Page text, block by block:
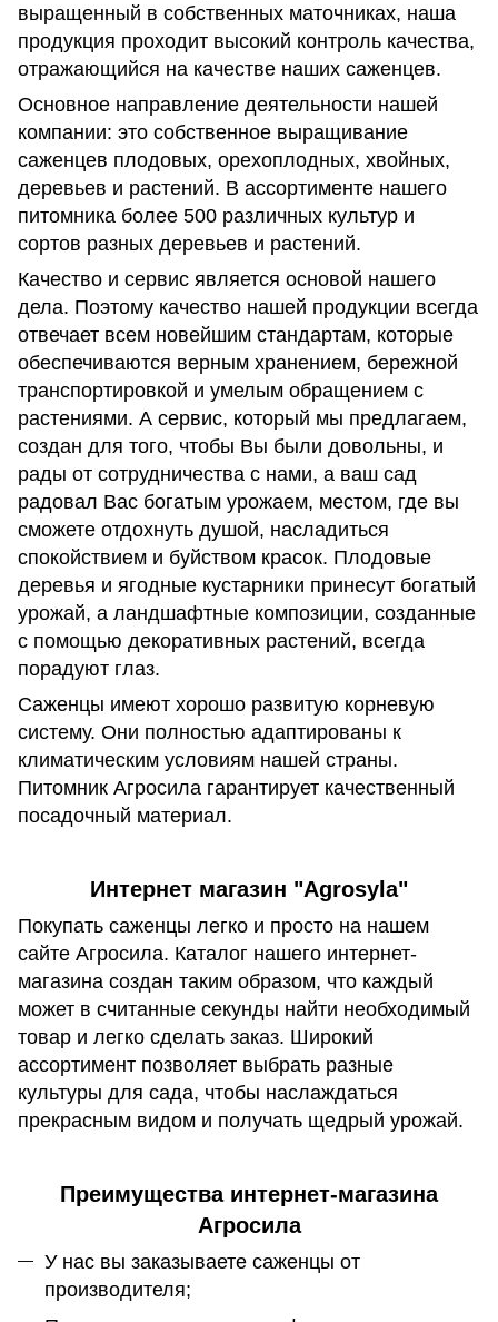
выращенный в собственных маточниках, наша
продукция проходит высокий контроль качества,
отражающийся на качестве наших саженцев.
Основное направление деятельности нашей
компании: это собственное выращивание
саженцев плодовых, орехоплодных, хвойных,
деревьев и растений. В ассортименте нашего
питомника более 500 различных культур и
сортов разных деревьев и растений.
Качество и сервис является основой нашего
дела. Поэтому качество нашей продукции всегда
отвечает всем новейшим стандартам, которые
обеспечиваются верным хранением, бережной
транспортировкой и умелым обращением с
растениями. А сервис, который мы предлагаем,
создан для того, чтобы Вы были довольны, и
рады от сотрудничества с нами, а ваш сад
радовал Вас богатым урожаем, местом, где вы
сможете отдохнуть душой, насладиться
спокойствием и буйством красок. Плодовые
деревья и ягодные кустарники принесут богатый
урожай, а ландшафтные композиции, созданные
с помощью декоративных растений, всегда
порадуют глаз.
Саженцы имеют хорошо развитую корневую
систему. Они полностью адаптированы к
климатическим условиям нашей страны.
Питомник Агросила гарантирует качественный
посадочный материал.
Интернет магазин "Agrosyla"
Покупать саженцы легко и просто на нашем
сайте Агросила. Каталог нашего интернет-
магазина создан таким образом, что каждый
может в считанные секунды найти необходимый
товар и легко сделать заказ. Широкий
ассортимент позволяет выбрать разные
культуры для сада, чтобы наслаждаться
прекрасным видом и получать щедрый урожай.
Преимущества интернет-магазина
Агросила
У нас вы заказываете саженцы от
производителя;